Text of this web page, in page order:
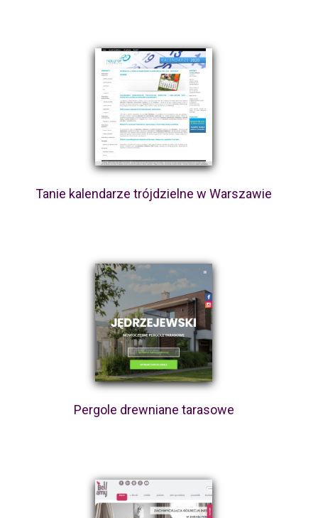
Tanie kalendarze trójdzielne w Warszawie
Pergole drewniane tarasowe